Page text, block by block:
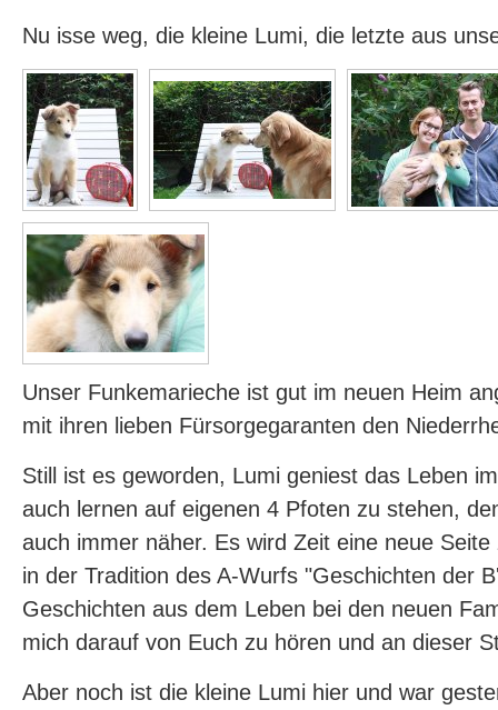
Nu isse weg, die kleine Lumi, die letzte aus
Unser Funkemarieche ist gut im neuen Heim
mit ihren lieben Fürsorgegaranten den
Still ist es geworden, Lumi geniest das Leben
auch lernen auf eigenen 4 Pfoten zu stehen,
auch immer näher. Es wird Zeit eine neue
in der Tradition des A-Wurfs "Geschichten der
Geschichten aus dem Leben bei den neuen
mich darauf von Euch zu hören und an dieser
Aber noch ist die kleine Lumi hier und war